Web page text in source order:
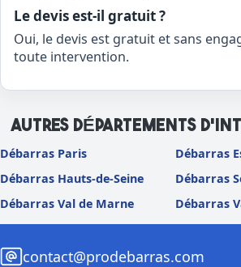
Le devis est-il gratuit ?
Oui, le devis est gratuit et sans
toute intervention.
AUTRES DÉPARTEMENTS
Débarras Paris
Débarras
Débarras Hauts-de-Seine
Débarras
Débarras Val de Marne
Débarras
contact@prodebarras.com